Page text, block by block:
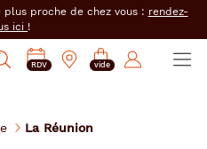
proche de chez vous : rendez-
ici !
PRENDRE
RDV
Mes
vide
La Réunion